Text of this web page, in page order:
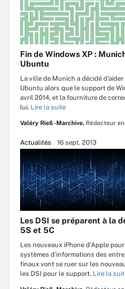
Fin de Windows XP :
Ubuntu
La ville de Munich a décidé
Ubuntu alors que le support de
avril 2014, et la fourniture de
lui. Lire la suite
Valéry Rieß-Marchive, Rédacteur
Actualités 16 sept. 2013
Les DSI se préparent à la
5S et 5C
Les nouveaux iPhone d’Apple
systèmes d’informations des
finaux vont se ruer sur les
les DSI pour le support. Lire la